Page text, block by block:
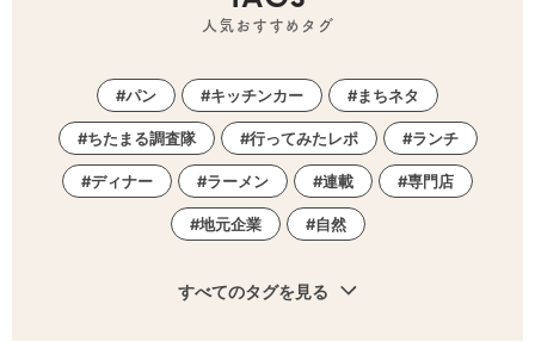
人気おすすめタグ
パン キッチンカー まちネタ
ちたまる調査隊 行ってみたレポ ランチ
ディナー ラーメン 連載 専門店
地元企業 自然
すべてのタグを見る